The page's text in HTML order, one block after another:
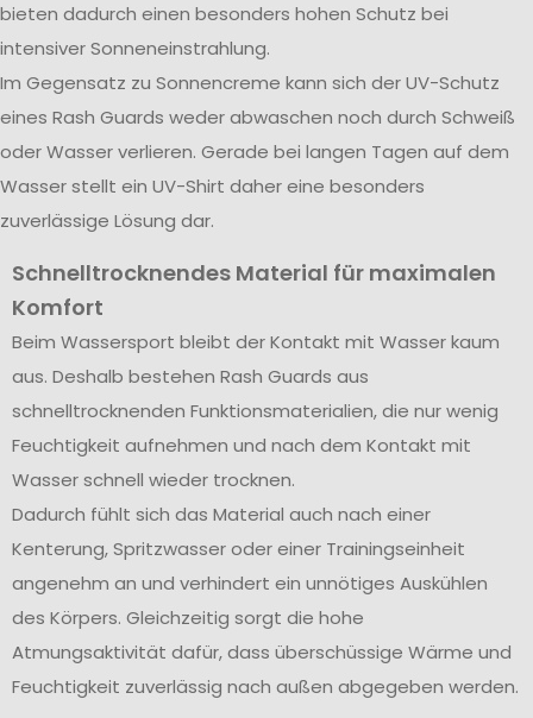
bieten dadurch einen besonders hohen Schutz bei
intensiver Sonneneinstrahlung.
Im Gegensatz zu Sonnencreme kann sich der UV-Schutz
eines Rash Guards weder abwaschen noch durch Schweiß
oder Wasser verlieren. Gerade bei langen Tagen auf dem
Wasser stellt ein UV-Shirt daher eine besonders
zuverlässige Lösung dar.
Schnelltrocknendes Material für maximalen
Komfort
Beim Wassersport bleibt der Kontakt mit Wasser kaum
aus. Deshalb bestehen Rash Guards aus
schnelltrocknenden Funktionsmaterialien, die nur wenig
Feuchtigkeit aufnehmen und nach dem Kontakt mit
Wasser schnell wieder trocknen.
Dadurch fühlt sich das Material auch nach einer
Kenterung, Spritzwasser oder einer Trainingseinheit
angenehm an und verhindert ein unnötiges Auskühlen
des Körpers. Gleichzeitig sorgt die hohe
Atmungsaktivität dafür, dass überschüssige Wärme und
Feuchtigkeit zuverlässig nach außen abgegeben werden.